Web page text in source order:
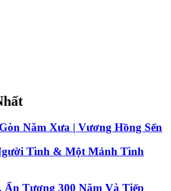
Năm Xưa | Vương Hồng Sển
Tình & Một Mảnh Tình
Ấn Tượng 300 Năm Và Tiếp